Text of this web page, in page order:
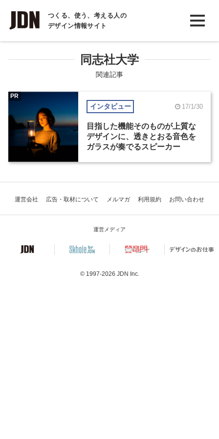
つくる、使う、考える人の
デザイン情報サイト
INTERVIEW
インタビュー
COLUMN
コラム
同志社大学
関連記事
インタビュー 17/1/30
目指した機能そのものが上質な
デザインに、透きとおる音色を
ガラスが奏でるスピーカー
PR
運営会社 広告・取材について メルマガ 利用規約 お問い合わせ
運営メディア
© 1997-2026 JDN Inc.